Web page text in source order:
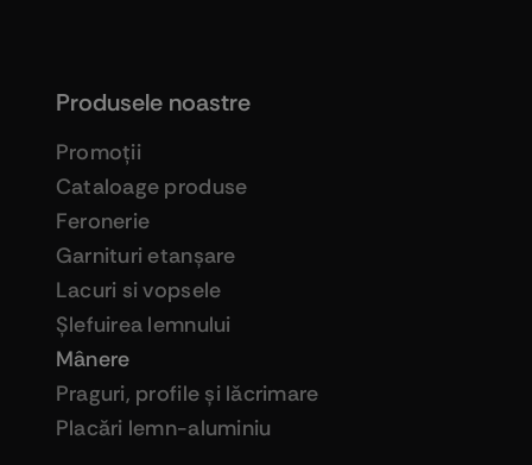
Produsele noastre
Promoţii
Cataloage produse
Feronerie
Garnituri etanşare
Lacuri si vopsele
Şlefuirea lemnului
Mânere
Praguri, profile şi lăcrimare
Placări lemn-aluminiu